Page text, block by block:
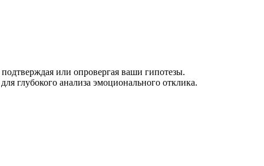
или опровергая ваши гипотезы.
глубокого анализа эмоционального отклика.